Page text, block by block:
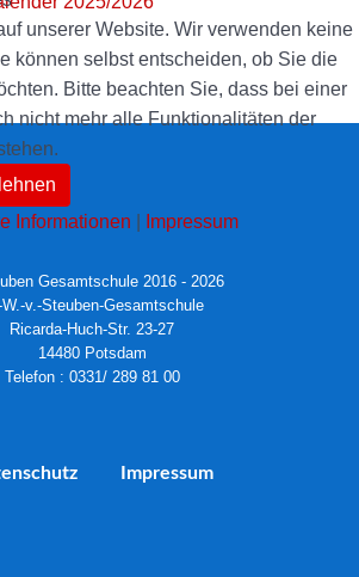
Gesamtschule 2016 - 2026
W.-v.-Steuben-Gesamtschule
Ricarda-Huch-Str. 23-27
14480 Potsdam
Telefon : 0331/ 289 81 00
Impressum
unserer Website. Wir verwenden keine
können selbst entscheiden, ob Sie die
Bitte beachten Sie, dass bei einer
nicht mehr alle Funktionalitäten der
Informationen
Impressum